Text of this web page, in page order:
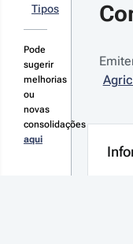
Tipos
Pode
sugerir
melhorias
ou
novas
consolidações
aqui